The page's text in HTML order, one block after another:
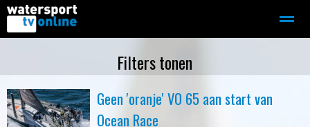
Motorboot-sloep Adverteren
Home
Filters tonen
Geen 'oranje' VO 65 aan start van
Ocean Race